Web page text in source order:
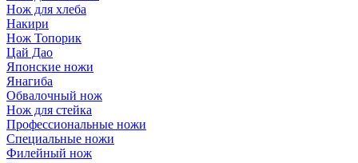
Нож для хлеба
Накири
Нож Топорик
Цай Дао
Японские ножи
Янагиба
Обвалочный нож
Нож для стейка
Профессиональные ножи
Специальные ножи
Филейный нож